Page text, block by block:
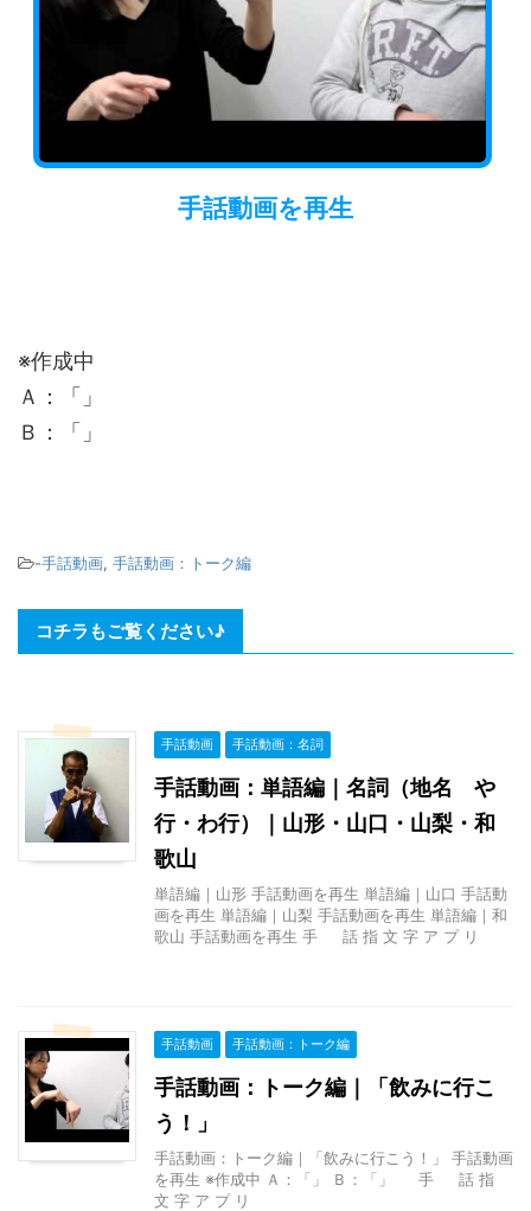
手話動画を再生
※作成中
Ａ：「」
Ｂ：「」
-手話動画, 手話動画：トーク編
コチラもご覧ください♪
手話動画 手話動画：名詞
手話動画：単語編｜名詞（地名 や
行・わ行）｜山形・山口・山梨・和
歌山
単語編｜山形 手話動画を再生 単語編｜山口 手話動
画を再生 単語編｜山梨 手話動画を再生 単語編｜和
歌山 手話動画を再生 手 話 指 文 字 ア プ リ
手話動画 手話動画：トーク編
手話動画：トーク編｜「飲みに行こ
う！」
手話動画：トーク編｜「飲みに行こう！」 手話動画
を再生 ※作成中 Ａ：「」 Ｂ：「」 手 話 指
文 字 ア プ リ